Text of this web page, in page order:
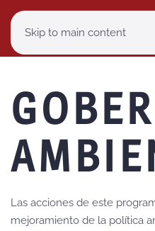
Skip to main content
Las acciones de este
mejoramiento de la política